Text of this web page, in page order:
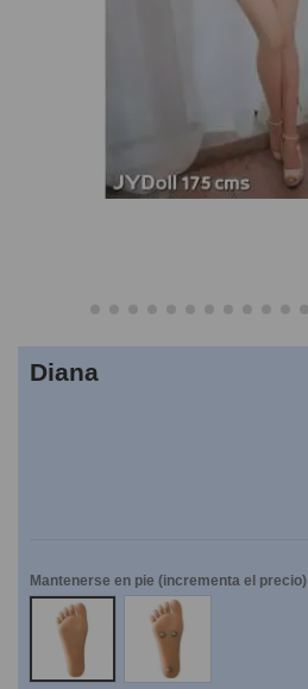
Diana
Mantenerse en pie (incrementa el precio)
NO
SI